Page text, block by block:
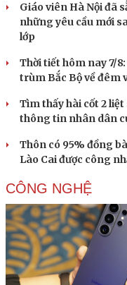
Giáo viên Hà Nội đã
những yêu cầu mới
lớp
Thời tiết hôm nay 7/
trùm Bắc Bộ về đêm
Tìm thấy hài cốt 2
thông tin nhân dân
Thôn có 95% đồng
Lào Cai được công
CÔNG NGHỆ